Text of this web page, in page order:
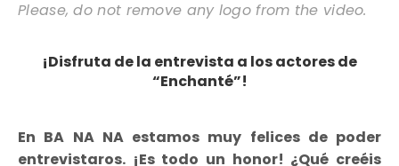
Please, do not remove any logo from the video.
¡Disfruta de la entrevista a los actores de
“Enchanté”!
En BA NA NA estamos muy felices de poder
entrevistaros. ¡Es todo un honor! ¿Qué creéis